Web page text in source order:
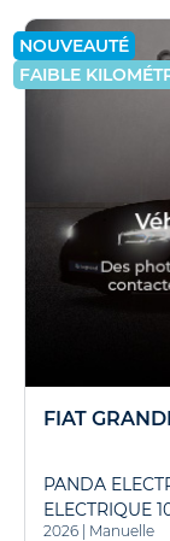
NOUVEAUTÉ
FAIBLE
FIAT
PANDA
ELECTRIQUE
2026 Manuelle